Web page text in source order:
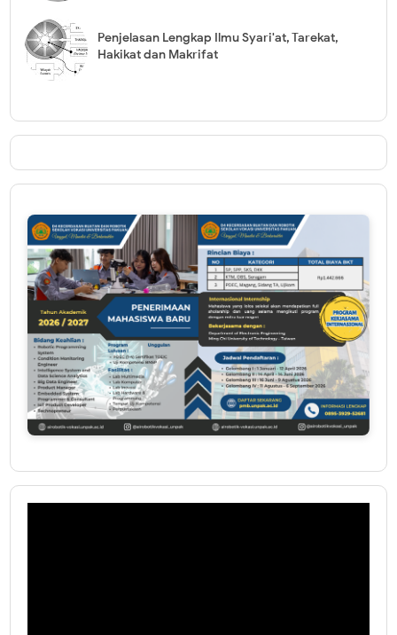
Penjelasan Lengkap Ilmu Syari'at, Tarekat,
Hakikat dan Makrifat